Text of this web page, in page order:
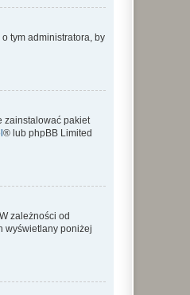
tym administratora, by
zainstalować pakiet
® lub phpBB Limited
zależności od
wyświetlany poniżej